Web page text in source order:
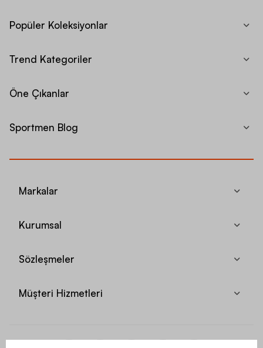
Popüler Koleksiyonlar
Trend Kategoriler
Öne Çıkanlar
Sportmen Blog
Markalar
Kurumsal
Sözleşmeler
Müşteri Hizmetleri